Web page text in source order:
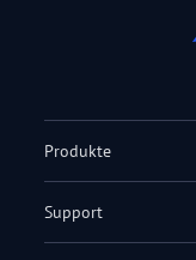
Produkte
Support